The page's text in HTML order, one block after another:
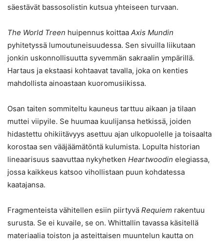
säestävät bassosolistin kutsua yhteiseen turvaan.
The World Treen huipennus koittaa Axis Mundin
pyhitetyssä lumoutuneisuudessa. Sen sivuilla liikutaan
jonkin uskonnollisuutta syvemmän sakraalin ympärillä.
Hartaus ja ekstaasi kohtaavat tavalla, joka on kenties
mahdollista ainoastaan kuoromusiikissa.
Osan taiten sommiteltu kauneus tarttuu aikaan ja tilaan
muttei viipyile. Se huumaa kuulijansa hetkissä, joiden
hidastettu ohikiitävyys asettuu ajan ulkopuolelle ja toisaalta
korostaa sen vääjäämätöntä kulumista. Lopulta historian
lineaarisuus saavuttaa nykyhetken Heartwoodin elegiassa,
jossa kaikkeus katsoo vihollistaan puun kohdatessa
kaatajansa.
Fragmenteista vähitellen esiin piirtyvä Requiem rakentuu
surusta. Se ei kuvaile, se on. Whittallin tavassa käsitellä
materiaalia toiston ja asteittaisen muuntelun kautta on